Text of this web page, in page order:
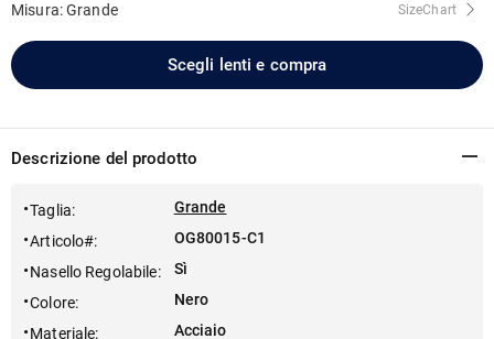
Misura: Grande SizeChart
Scegli lenti e compra
Descrizione del prodotto
Taglia:
Grande
Articolo#:
OG80015-C1
Nasello Regolabile:
Sì
Colore:
Nero
Materiale:
Acciaio